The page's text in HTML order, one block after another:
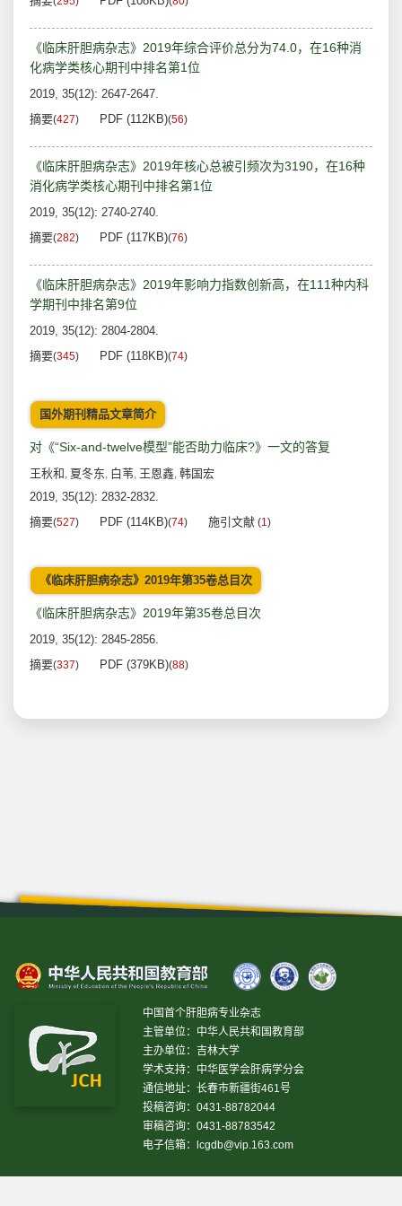
《临床肝胆病杂志》2019年综合评价总分为74.0，在16种消
化病学类核心期刊中排名第1位
2019, 35(12): 2647-2647.
摘要(427) PDF (112KB)(56)
《临床肝胆病杂志》2019年核心总被引频次为3190，在16种
消化病学类核心期刊中排名第1位
2019, 35(12): 2740-2740.
摘要(282) PDF (117KB)(76)
《临床肝胆病杂志》2019年影响力指数创新高，在111种内科
学期刊中排名第9位
2019, 35(12): 2804-2804.
摘要(345) PDF (118KB)(74)
国外期刊精品文章简介
对《“Six-and-twelve模型”能否助力临床?》一文的答复
王秋和 , 夏冬东, 白苇, 王恩鑫, 韩国宏
2019, 35(12): 2832-2832.
摘要(527) PDF (114KB)(74) 施引文献 (1)
《临床肝胆病杂志》2019年第35卷总目次
《临床肝胆病杂志》2019年第35卷总目次
2019, 35(12): 2845-2856.
摘要(337) PDF (379KB)(88)
中国首个肝胆病专业杂志
主管单位：中华人民共和国教育部
主办单位：吉林大学
学术支持：中华医学会肝病学分会
通信地址：长春市新疆街461号
投稿咨询：0431-88782044
审稿咨询：0431-88783542
电子信箱：
lcgdb@vip.163.com